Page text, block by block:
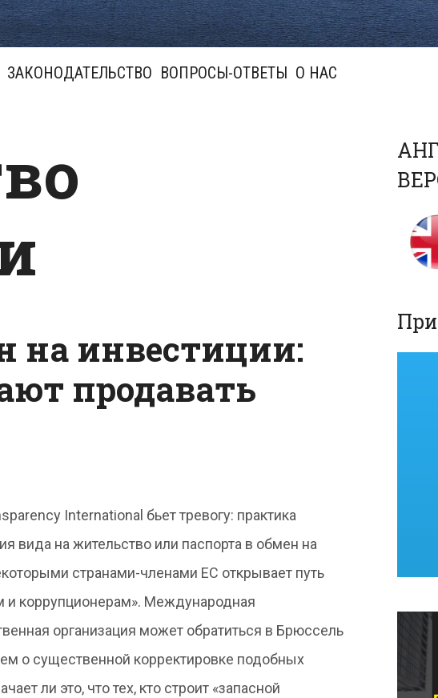
ЗАКОНОДАТЕЛЬСТВО ВОПРОСЫ-ОТВЕТЫ О НАС
на инвестиции:
продавать
International бьет тревогу: практика
вида на жительство или паспорта в обмен на
странами-членами ЕС открывает путь
и коррупционерам». Международная
организация может обратиться в Брюссель
о существенной корректировке подобных
ли это, что тех, кто строит «запасной